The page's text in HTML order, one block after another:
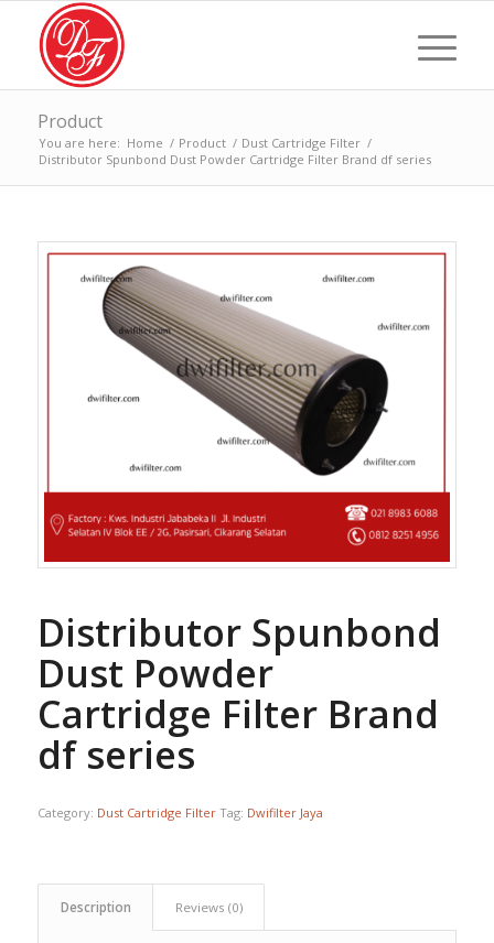
Product
You are here: Home / Product / Dust Cartridge Filter /
Distributor Spunbond Dust Powder Cartridge Filter Brand df series
Distributor Spunbond
Dust Powder
Cartridge Filter Brand
df series
Category: Dust Cartridge Filter Tag: Dwifilter Jaya
Description Reviews (0)